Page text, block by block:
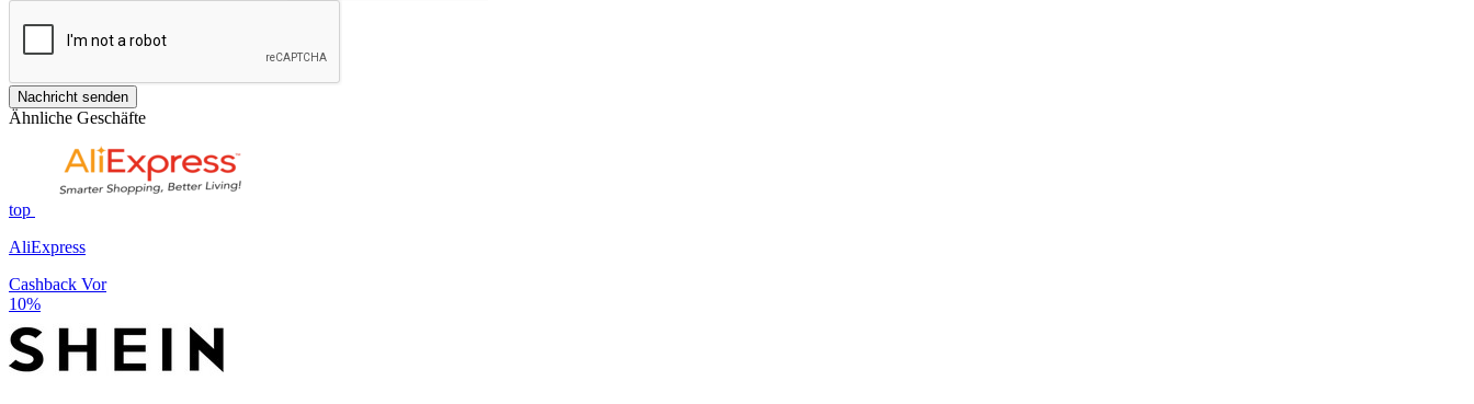
Nachricht senden
Ähnliche Geschäfte
top
AliExpress
Cashback Vor
10%